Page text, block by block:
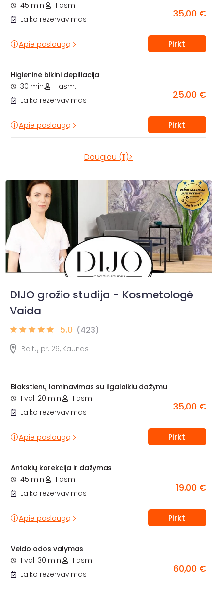
45 min.
1 asm.
Laiko rezervavimas
35,00 €
Apie paslaugą Pirkti
Higieninė bikini depiliacija
30 min.
1 asm.
Laiko rezervavimas
25,00 €
Apie paslaugą Pirkti
Daugiau (11)>
DIJO grožio studija - Kosmetologė
Vaida
5.0 (423)
Baltų pr. 26, Kaunas
Blakstienų laminavimas su ilgalaikiu dažymu
1 val. 20 min.
1 asm.
Laiko rezervavimas
35,00 €
Apie paslaugą Pirkti
Antakių korekcija ir dažymas
45 min.
1 asm.
Laiko rezervavimas
19,00 €
Apie paslaugą Pirkti
Veido odos valymas
1 val. 30 min.
1 asm.
Laiko rezervavimas
60,00 €